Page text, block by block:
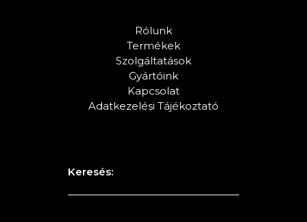
Rólunk
Termékek
Szolgáltatások
Gyártóink
Kapcsolat
Adatkezelési Tájékoztató
Keresés: